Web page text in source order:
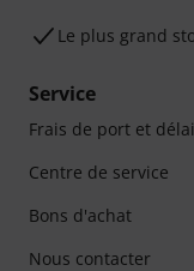
Le plus grand
Service
Frais de port et
Centre de service
Bons d'achat
Nous contacter